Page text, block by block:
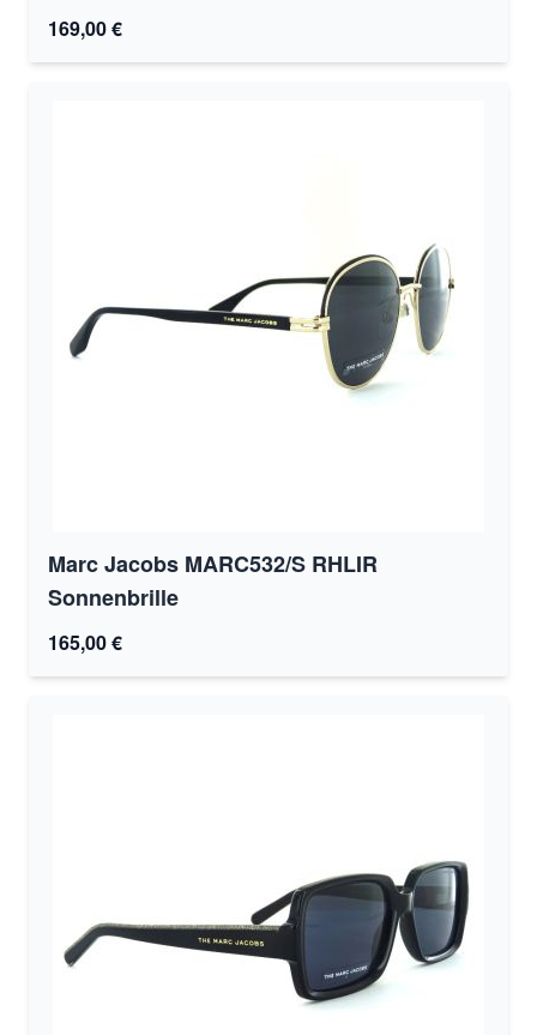
169,00 €
Marc Jacobs MARC532/S RHLIR
Sonnenbrille
165,00 €